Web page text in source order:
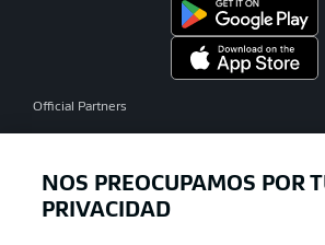
Official Partners
NOS PREOCUPAMOS POR
PRIVACIDAD